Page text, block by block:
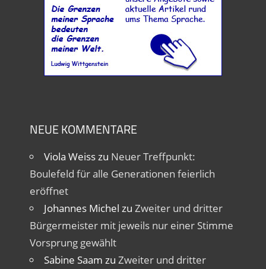
NEUE KOMMENTARE
Viola Weisszu Neuer Treffpunkt:
Boulefeld für alle Generationen feierlich
eröffnet
Johannes Michel zu Zweiter und dritter
Bürgermeister mit jeweils nur einer Stimme
Vorsprung gewählt
Sabine Saam zu Zweiter und dritter